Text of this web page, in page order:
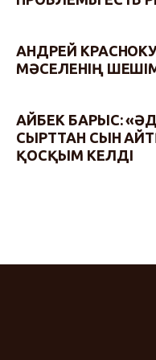
АНДРЕЙ
МӘСЕЛЕНІҢ
АЙБЕК БАРЫС:
СЫРТТАН СЫН
ҚОСҚЫМ КЕЛДІ